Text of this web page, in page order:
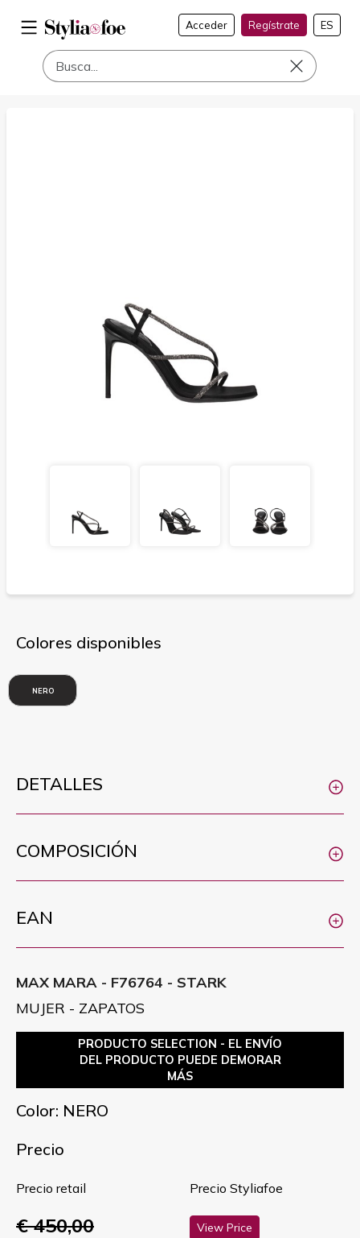
Acceder Regístrate ES
Colores disponibles
NERO
DETALLES
COMPOSICIÓN
EAN
MAX MARA - F76764 - STARK
MUJER - ZAPATOS
PRODUCTO SELECTION - EL ENVÍO
DEL PRODUCTO PUEDE DEMORAR
MÁS
Color: NERO
Precio
Precio retail
€ 450,00
Precio Styliafoe
View Price